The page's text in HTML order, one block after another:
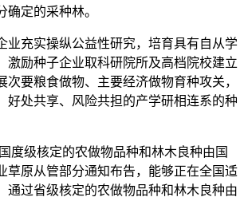
确定的采种林。
充实操纵公益性研究，培育具有自从学
激励种子企业取科研院所及高档院校建立
次要粮食做物、主要经济做物育种攻关，
好处共享、风险共担的产学研相连系的种
级核定的农做物品种和林木良种由国
草原从管部分通知布告，能够正在全国适
通过省级核定的农做物品种和林木良种由